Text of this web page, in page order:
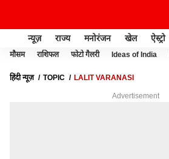
न्यूज़ राज्य मनोरंजन खेल ऐस्ट्रो
मौसम राशिफल फोटो गैलरी Ideas of India
हिंदी न्यूज़ TOPIC LALIT VARANASI
Advertisement